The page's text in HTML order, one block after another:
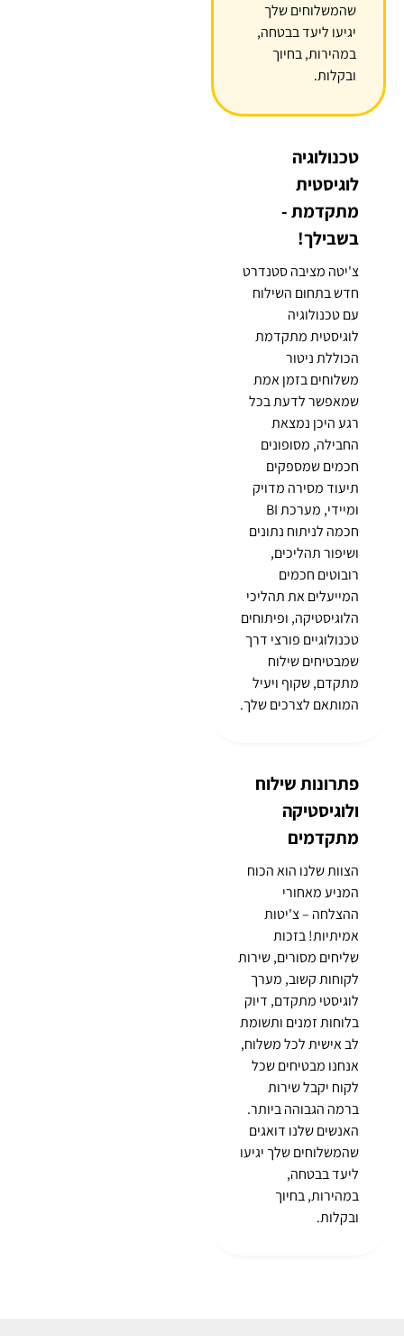
שהמשלוחים שלך
יגיעו ליעד בבטחה,
במהירות, בחיוך
ובקלות.
טכנולוגיה
לוגיסטית
מתקדמת -
בשבילך!
צ'יטה מציבה סטנדרט
חדש בתחום השילוח
עם טכנולוגיה
לוגיסטית מתקדמת
הכוללת ניטור
משלוחים בזמן אמת
שמאפשר לדעת בכל
רגע היכן נמצאת
החבילה, מסופונים
חכמים שמספקים
תיעוד מסירה מדויק
ומיידי, מערכת BI
חכמה לניתוח נתונים
ושיפור תהליכים,
רובוטים חכמים
המייעלים את תהליכי
הלוגיסטיקה, ופיתוחים
טכנולוגיים פורצי דרך
שמבטיחים שילוח
מתקדם, שקוף ויעיל
המותאם לצרכים שלך.
פתרונות שילוח
ולוגיסטיקה
מתקדמים
הצוות שלנו הוא הכוח
המניע מאחורי
ההצלחה – צ'יטות
אמיתיות! בזכות
שליחים מסורים, שירות
לקוחות קשוב, מערך
לוגיסטי מתקדם, דיוק
בלוחות זמנים ותשומת
לב אישית לכל משלוח,
אנחנו מבטיחים שכל
לקוח יקבל שירות
ברמה הגבוהה ביותר.
האנשים שלנו דואגים
שהמשלוחים שלך יגיעו
ליעד בבטחה,
במהירות, בחיוך
ובקלות.